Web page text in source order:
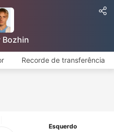
Bozhin
Recorde de transferência
Esquerdo